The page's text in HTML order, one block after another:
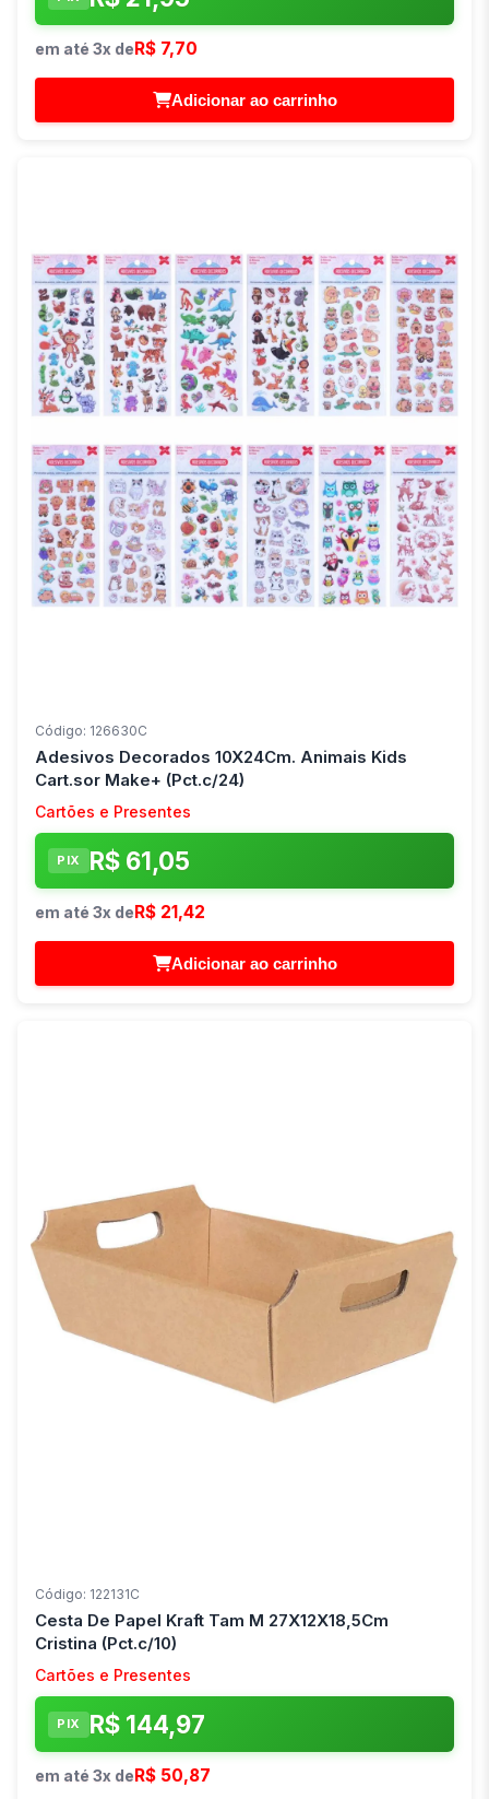
em até 3x deR$ 7,70
Adicionar ao carrinho
Código: 126630C
Adesivos Decorados 10X24Cm. Animais Kids
Cart.sor Make+ (Pct.c/24)
Cartões e Presentes
PIX R$ 61,05
em até 3x de R$ 21,42
Adicionar ao carrinho
Código: 122131C
Cesta De Papel Kraft Tam M 27X12X18,5Cm
Cristina (Pct.c/10)
Cartões e Presentes
PIX R$ 144,97
em até 3x de R$ 50,87